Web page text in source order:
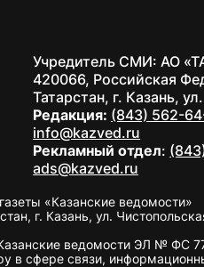
Учредитель СМИ: АО
420066, Российская
Татарстан, г. Казань,
Редакция: (843) 562-
info@kazved.ru
Рекламный отдел:
ads@kazved.ru
«Казанские ведомости»
г. Казань, ул.
ведомости ЭЛ № ФС
в сфере связи,